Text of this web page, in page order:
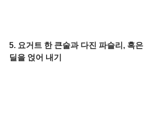
5. 요거트 한 큰술과 다진 파슬리, 혹은
딜을 얹어 내기